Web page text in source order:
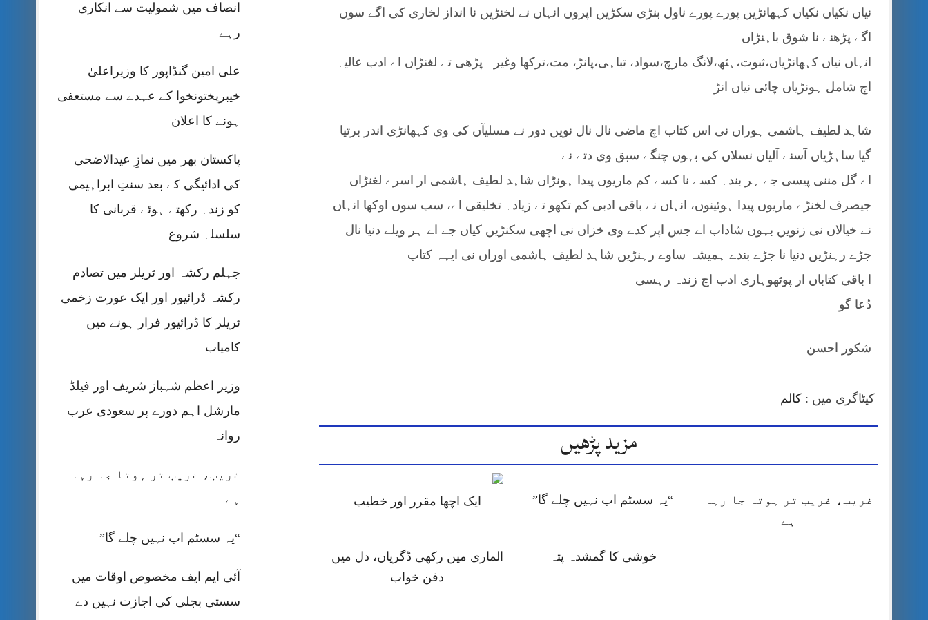
انصاف میں شمولیت سے انکاری
رہے
علی امین گنڈاپور کا وزیراعلیٰ
خیبرپختونخوا کے عہدے سے مستعفی
ہونے کا اعلان
پاکستان بھر میں نمازِ عیدالاضحی
کی ادائیگی کے بعد سنتِ ابراہیمی
کو زندہ رکھتے ہوئے قربانی کا
سلسلہ شروع
جہلم رکشہ اور ٹریلر میں تصادم
رکشہ ڈرائیور اور ایک عورت زخمی
ٹریلر کا ڈرائیور فرار ہونے میں
کامیاب
وزیر اعظم شہباز شریف اور فیلڈ
مارشل اہم دورے پر سعودی عرب
روانہ
غریب، غریب تر ہوتا جا رہا
ہے
“یہ سسٹم اب نہیں چلے گا”
آئی ایم ایف مخصوص اوقات میں
سستی بجلی کی اجازت نہیں دے
نیاں نکیاں نکیاں کہھانڑیں پورے پورے ناول بنڑی سکڑیں اپروں انہاں نے لخنڑیں نا انداز لخاری کی اگے سوں
اگے پڑھنے نا شوق باہنڑاں
انہاں نیاں کہھانڑیاں،ثبوت،ہٹھ،لانگ مارچ،سواد، تباہی،پانڑ، مت،ترکھا وغیرہ پڑھی تے لغنڑاں اے ادب عالیہ
اچ شامل ہونڑیاں چائی نیاں انڑ
شاہد لطیف ہاشمی ہوراں نی اس کتاب اچ ماضی نال نال نویں دور نے مسلیآں کی وی کہھانڑی اندر برتیا
گیا ساہڑیاں آسنے آلیاں نسلاں کی بہوں چنگے سبق وی دتے نے
اے گل مننی پیسی جے ہر بندہ کسے نا کسے کم ماریوں پیدا ہونڑاں شاہد لطیف ہاشمی ار اسرے لغنڑاں
جیصرف لخنڑے ماریوں پیدا ہوئینوں، انہاں نے باقی ادبی کم تکھو تے زیادہ تخلیقی اے، سب سوں اوکھا انہاں
نے خیالاں نی زنویں بہوں شاداب اے جس اپر کدے وی خزاں نی اچھی سکنڑیں کیاں جے اے ہر ویلے دنیا نال
جڑے رہنڑیں دنیا نا جڑے بندے ہمیشہ ساوے رہنڑیں شاہد لطیف ہاشمی اوراں نی ایہہ کتاب
ا باقی کتاباں ار پوٹھوہاری ادب اچ زندہ رہسی
دُعا گو
شکور احسن
کیٹاگری میں : کالم
مزید پڑھیں
غریب، غریب تر ہوتا جا رہا
ہے
“یہ سسٹم اب نہیں چلے گا” ایک اچھا مقرر اور خطیب
خوشی کا گمشدہ پتہ
الماری میں رکھی ڈگریاں، دل میں
دفن خواب